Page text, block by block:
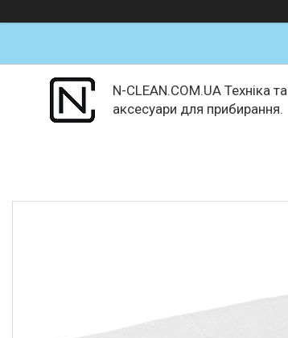
N-CLEAN.COM.UA Техніка та
аксесуари для прибирання.